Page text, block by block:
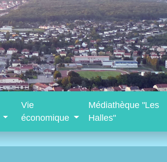
Vie
économique
Médiathèque "Les
Halles"